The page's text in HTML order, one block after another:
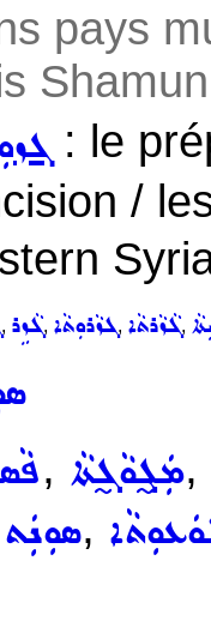
pays
: le
/
, ܓܵܙܹܪ, ܓܙܵܪܘܼܬܵܐ, ܓܵܙܵܪܬܵܐ,
, ܡܲܓ̰ܘܵܓ̰ܬܵܐ,
ܣܘܼܢܲܬ,